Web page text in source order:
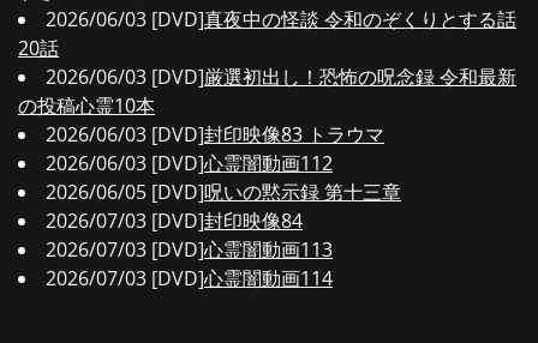
2026/06/03 [DVD]真夜中の怪談 令和のぞくりとする話
20話
2026/06/03 [DVD]厳選初出し！恐怖の呪念録 令和最新
の投稿心霊10本
2026/06/03 [DVD]封印映像83 トラウマ
2026/06/03 [DVD]心霊闇動画112
2026/06/05 [DVD]呪いの黙示録 第十三章
2026/07/03 [DVD]封印映像84
2026/07/03 [DVD]心霊闇動画113
2026/07/03 [DVD]心霊闇動画114